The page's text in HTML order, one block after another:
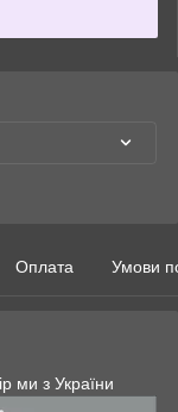
Оплата Умови
ми з України